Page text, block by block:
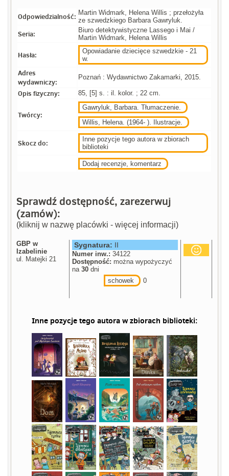
Odpowiedzialność: Martin Widmark, Helena Willis ; przełożyła
ze szwedzkiego Barbara Gawryluk.
Seria:
Biuro detektywistyczne Lassego i Mai /
Martin Widmark, Helena Willis
Hasła:
Opowiadanie dziecięce szwedzkie - 21
w.
Adres
wydawniczy:
Poznań : Wydawnictwo Zakamarki, 2015.
Opis fizyczny: 85, [5] s. : il. kolor. ; 22 cm.
Twórcy:
Gawryluk, Barbara. Tłumaczenie.
Willis, Helena. (1964- ). Ilustracje.
Skocz do:
Inne pozycje tego autora w zbiorach
biblioteki
Dodaj recenzje, komentarz
Sprawdź dostępność, zarezerwuj
(zamów):
(kliknij w nazwę placówki - więcej informacji)
GBP w
Izabelinie
ul. Matejki 21
Sygnatura: II
Numer inw.: 34122
Dostępność: można wypożyczyć
na30 dni
schowek
0
Inne pozycje tego autora w zbiorach biblioteki: